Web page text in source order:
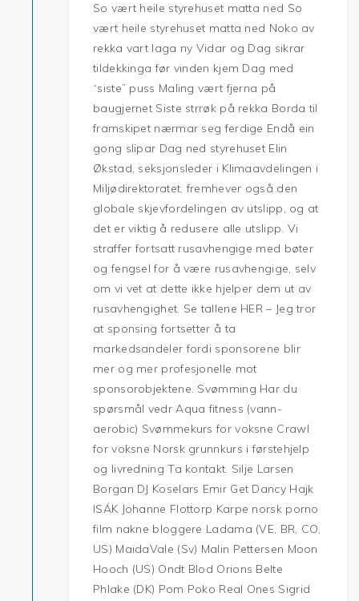
So vært heile styrehuset matta ned So
vært heile styrehuset matta ned Noko av
rekka vart laga ny Vidar og Dag sikrar
tildekkinga før vinden kjem Dag med
“siste” puss Maling vært fjerna på
baugjernet Siste strrøk på rekka Borda til
framskipet nærmar seg ferdige Endå ein
gong slipar Dag ned styrehuset Elin
Økstad, seksjonsleder i Klimaavdelingen i
Miljødirektoratet, fremhever også den
globale skjevfordelingen av utslipp, og at
det er viktig å redusere alle utslipp. Vi
straffer fortsatt rusavhengige med bøter
og fengsel for å være rusavhengige, selv
om vi vet at dette ikke hjelper dem ut av
rusavhengighet. Se tallene HER – Jeg tror
at sponsing fortsetter å ta
markedsandeler fordi sponsorene blir
mer og mer profesjonelle mot
sponsorobjektene. Svømming Har du
spørsmål vedr Aqua fitness (vann-
aerobic) Svømmekurs for voksne Crawl
for voksne Norsk grunnkurs i førstehjelp
og livredning Ta kontakt. Silje Larsen
Borgan DJ Koselars Emir Get Dancy Hajk
ISÁK Johanne Flottorp Karpe norsk porno
film nakne bloggere Ladama (VE, BR, CO,
US) MaidaVale (Sv) Malin Pettersen Moon
Hooch (US) Ondt Blod Orions Belte
Phlake (DK) Pom Poko Real Ones Sigrid